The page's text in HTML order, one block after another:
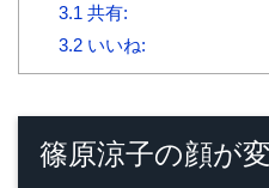
3.1 共有:
3.2いいね:
篠原涼子の顔が